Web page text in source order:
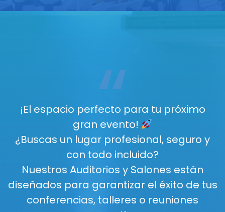
“
¡El espacio perfecto para tu próximo
gran evento!
¿Buscas un lugar profesional, seguro y
con todo incluido?
Nuestros Auditorios y Salones están
diseñados para garantizar el éxito de tus
conferencias, talleres o reuniones